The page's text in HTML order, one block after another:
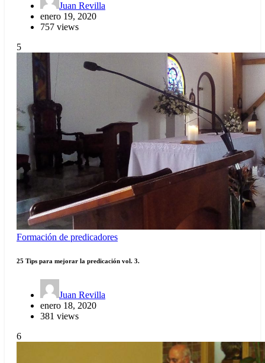
Juan Revilla
enero 19, 2020
757 views
5
Formación de predicadores
25 Tips para mejorar la predicación vol. 3.
Juan Revilla
enero 18, 2020
381 views
6